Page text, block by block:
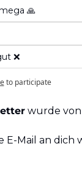
🙏
❌
to participate
wurde von
E-Mail an dich